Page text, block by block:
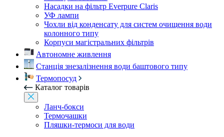
Насадки на фільтр Everpure Claris
УФ лампи
Чохли від конденсату для систем очищення води
колонного типу
Корпуси магістральних фільтрів
Автономне живлення
Станція знезалізнення води баштового типу
Термопосуд
Каталог товарів
Ланч-бокси
Термочашки
Пляшки-термоси для води